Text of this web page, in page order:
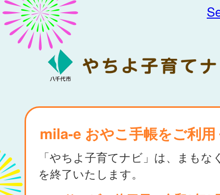
mila-e おやこ手帳をご利
「やちよ子育てナビ」は、まもな
を終了いたします。